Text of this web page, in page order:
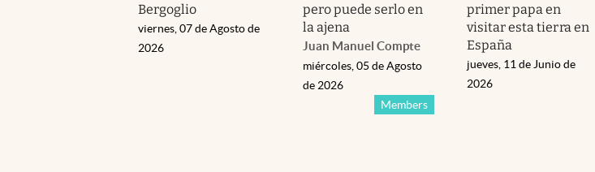
Bergoglio
viernes, 07 de Agosto de
2026
pero puede serlo en
la ajena
Juan Manuel Compte
Members
miércoles, 05 de Agosto
de 2026
primer papa en
visitar esta tierra en
España
jueves, 11 de Junio de
2026